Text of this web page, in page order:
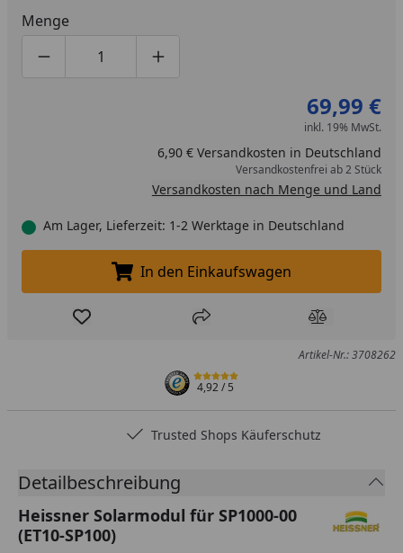
Menge
Produktmenge um eins verringern
Produktmenge manuell eingeben
Produktmenge um eins erhöhen
69,99 €
inkl. 19% MwSt.
6,90 € Versandkosten in Deutschland
Versandkostenfrei ab 2 Stück
Versandkosten nach Menge und Land
Am Lager, Lieferzeit: 1-2 Werktage in Deutschland
In den Einkaufswagen legen
In den Einkaufswagen
Produkt zur Wunschliste hinzufügen
Teilen Produkt
Artikel-Nr.: 3708262
4,92/ 5
Trusted Shops Käuferschutz
Detailbeschreibung
Heissner Solarmodul für SP1000-00
(ET10-SP100)